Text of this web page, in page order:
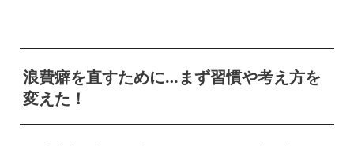
浪費癖を直すために…まず習慣や考え方を
変えた！